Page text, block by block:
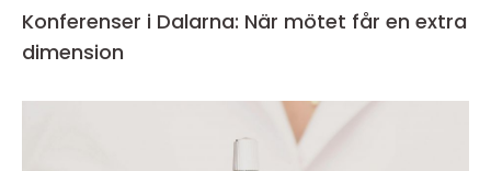
Konferenser i Dalarna: När mötet får en extra
dimension